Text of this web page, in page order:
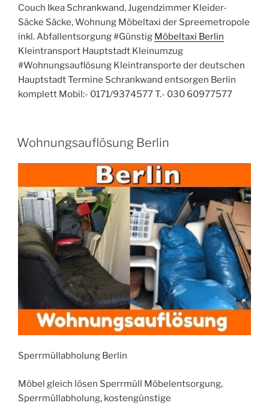
Couch Ikea Schrankwand, Jugendzimmer Kleider-
Säcke Säcke, Wohnung Möbeltaxi der Spreemetropole
inkl. Abfallentsorgung #Günstig Möbeltaxi Berlin
Kleintransport Hauptstadt Kleinumzug
#Wohnungsauflösung Kleintransporte der deutschen
Hauptstadt Termine Schrankwand entsorgen Berlin
komplett Mobil:- 0171/9374577 T.- 030 60977577
VERÖFFENTLICHT
AM
Wohnungsauflösung Berlin
Sperrmüllabholung Berlin
Möbel gleich lösen Sperrmüll Möbelentsorgung,
Sperrmüllabholung, kostengünstige